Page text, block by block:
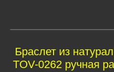
Браслет из
TOV-0262 ручная